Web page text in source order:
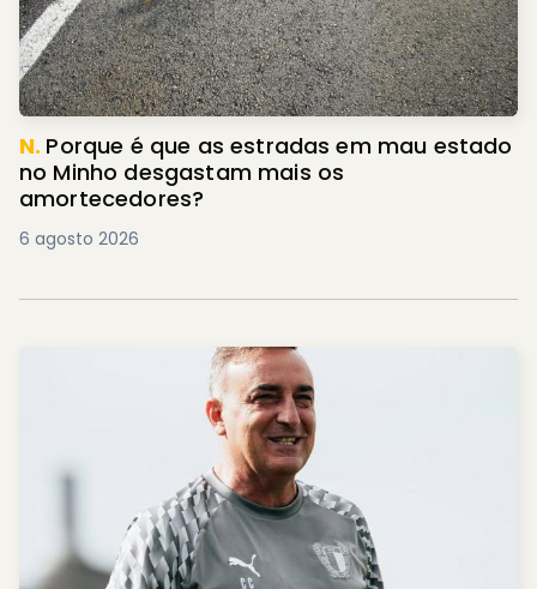
N. Porque é que as estradas em mau estado
no Minho desgastam mais os
amortecedores?
6 agosto 2026